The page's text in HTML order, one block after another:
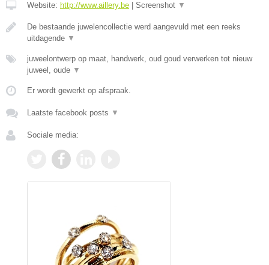
Website: http://www.aillery.be Screenshot ▼
De bestaande juwelencollectie werd aangevuld met een reeks
uitdagende ▼
juweelontwerp op maat, handwerk, oud goud verwerken tot nieuw
juweel, oude ▼
Er wordt gewerkt op afspraak.
Laatste facebook posts ▼
Sociale media: